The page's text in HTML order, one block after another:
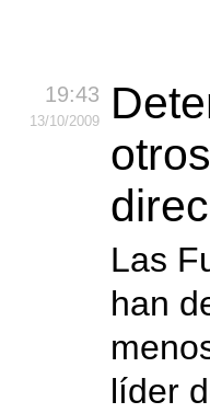
19:43
13/10/2009
Las
han
líder